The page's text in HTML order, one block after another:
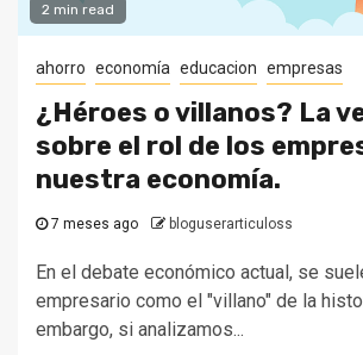
2 min read
ahorro economía educacion empresas
¿Héroes o villanos? La
sobre el rol de los
nuestra economía.
7 meses ago bloguserarticuloss
En el debate económico actual, se
empresario como el "villano" de la
embargo, si analizamos...